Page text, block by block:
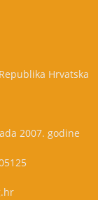
Hrvatska
2007. godine